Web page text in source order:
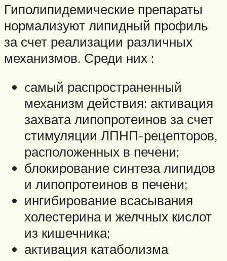
Гиполипидемические препараты
нормализуют липидный профиль
за счет реализации различных
механизмов. Среди них :
cамый распространенный
механизм действия: активация
захвата липопротеинов за счет
стимуляции ЛПНП-рецепторов,
расположенных в печени;
блокирование синтеза липидов
и липопротеинов в печени;
ингибирование всасывания
холестерина и желчных кислот
из кишечника;
активация катаболизма